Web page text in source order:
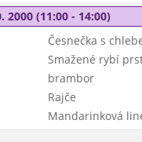
2000 (11:00 - 14:00)
Česnečka s
Smažené rybí
brambor
Rajče
Mandarinková